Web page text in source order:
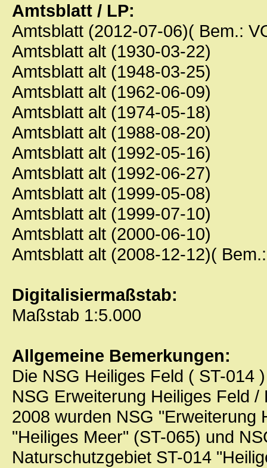
Amtsblatt / LP:
Amtsblatt (2012-07-06)( Bem.:
Amtsblatt alt (1930-03-22)
Amtsblatt alt (1948-03-25)
Amtsblatt alt (1962-06-09)
Amtsblatt alt (1974-05-18)
Amtsblatt alt (1988-08-20)
Amtsblatt alt (1992-05-16)
Amtsblatt alt (1992-06-27)
Amtsblatt alt (1999-05-08)
Amtsblatt alt (1999-07-10)
Amtsblatt alt (2000-06-10)
Amtsblatt alt (2008-12-12)(
Digitalisiermaßstab:
Maßstab 1:5.000
Allgemeine Bemerkungen:
Die NSG Heiliges Feld ( ST-014
NSG Erweiterung Heiliges Feld
2008 wurden NSG "Erweiterung
"Heiliges Meer" (ST-065) und
Naturschutzgebiet ST-014